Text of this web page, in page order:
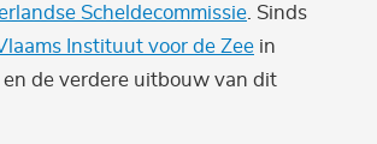
Scheldecommissie . Sinds
Instituut voor de Zee in
de verdere uitbouw van dit